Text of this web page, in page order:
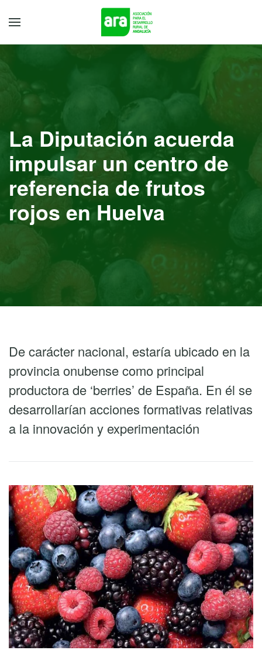
La Diputación acuerda
impulsar un centro de
referencia de frutos
rojos en Huelva
De carácter nacional, estaría ubicado en la
provincia onubense como principal
productora de ‘berries’ de España. En él se
desarrollarían acciones formativas relativas
a la innovación y experimentación